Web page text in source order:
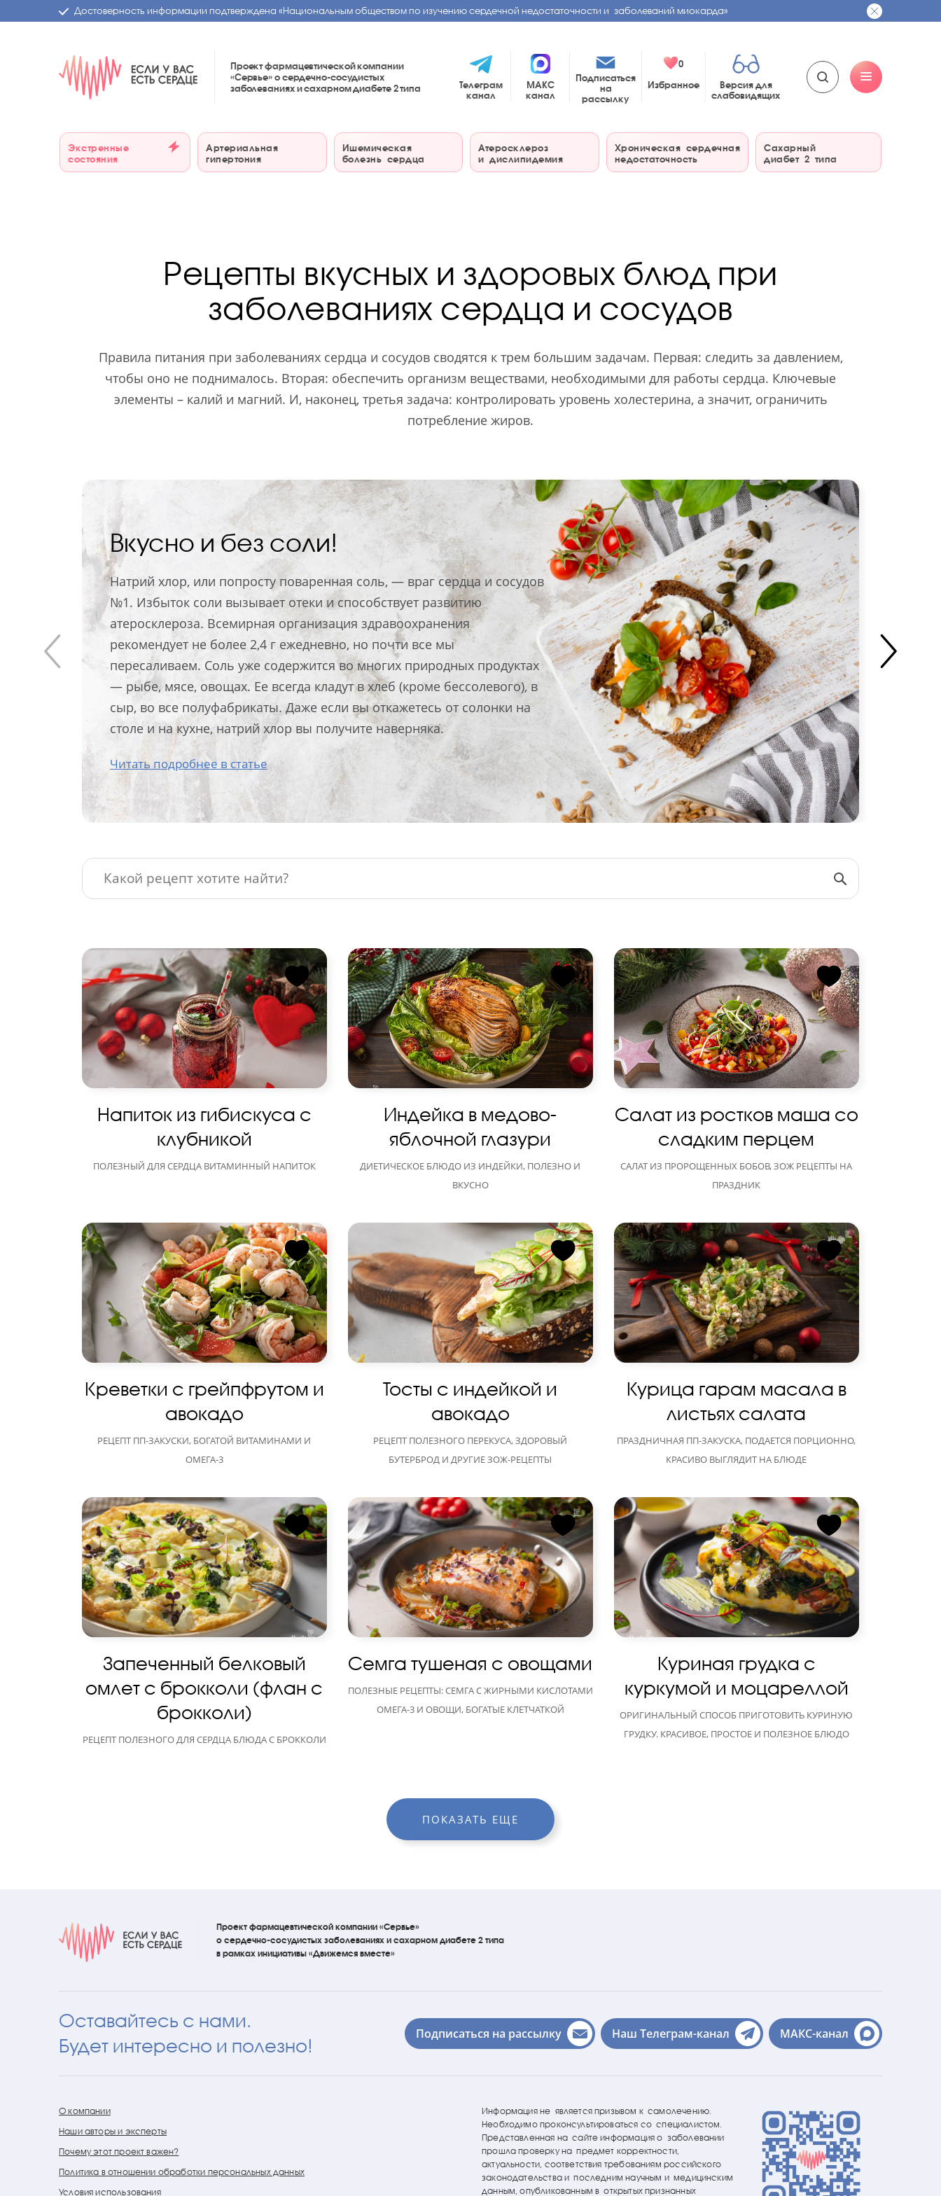
Достоверность информации подтверждена «Национальным обществом по изучению сердечной недостаточности и заболеваний миокарда»
Проект фармацевтической компании
«Сервье»о сердечно-сосудистых
заболеваниях и сахарном диабете2 типа
Телеграм
канал
МАКС
канал
Подписаться
на
рассылку
0
Избранное
Версия для
слабовидящих
Экстренные
состояния
Артериальная
гипертония
Ишемическая
болезнь сердца
Атеросклероз
и дислипидемия
Хроническая сердечная
недостаточность
Сахарный
диабет 2 типа
Рецепты вкусных и здоровых блюд при
заболеваниях сердца и сосудов
Правила питания при заболеваниях сердца и сосудов сводятся к трем большим задачам. Первая: следить за давлением,
чтобы оно не поднималось. Вторая: обеспечить организм веществами, необходимыми для работы сердца. Ключевые
элементы – калий и магний. И, наконец, третья задача: контролировать уровень холестерина, а значит, ограничить
потребление жиров.
Вкусно и без соли!
Натрий хлор, или попросту поваренная соль, — враг сердца и сосудов
№1. Избыток соли вызывает отеки и способствует развитию
атеросклероза. Всемирная организация здравоохранения
рекомендует не более 2,4 г ежедневно, но почти все мы
пересаливаем. Соль уже содержится во многих природных продуктах
— рыбе, мясе, овощах. Ее всегда кладут в хлеб (кроме бессолевого), в
сыр, во все полуфабрикаты. Даже если вы откажетесь от солонки на
столе и на кухне, натрий хлор вы получите наверняка.
Читать подробнее в статье
Напиток из гибискуса с
клубникой
ПОЛЕЗНЫЙ ДЛЯ СЕРДЦА ВИТАМИННЫЙ НАПИТОК
Индейка в медово-
яблочной глазури
ДИЕТИЧЕСКОЕ БЛЮДО ИЗ ИНДЕЙКИ, ПОЛЕЗНО И
ВКУСНО
Салат из ростков маша со
сладким перцем
САЛАТ ИЗ ПРОРОЩЕННЫХ БОБОВ, ЗОЖ РЕЦЕПТЫ НА
ПРАЗДНИК
Креветки с грейпфрутом и
авокадо
РЕЦЕПТ ПП-ЗАКУСКИ, БОГАТОЙ ВИТАМИНАМИ И
ОМЕГА-3
Тосты с индейкой и
авокадо
РЕЦЕПТ ПОЛЕЗНОГО ПЕРЕКУСА, ЗДОРОВЫЙ
БУТЕРБРОД И ДРУГИЕ ЗОЖ-РЕЦЕПТЫ
Курица гарам масала в
листьях салата
ПРАЗДНИЧНАЯ ПП-ЗАКУСКА, ПОДАЕТСЯ ПОРЦИОННО,
КРАСИВО ВЫГЛЯДИТ НА БЛЮДЕ
Запеченный белковый
омлет с брокколи (флан с
брокколи)
РЕЦЕПТ ПОЛЕЗНОГО ДЛЯ СЕРДЦА БЛЮДА С БРОККОЛИ
Семга тушеная с овощами
ПОЛЕЗНЫЕ РЕЦЕПТЫ: СЕМГА С ЖИРНЫМИ КИСЛОТАМИ
ОМЕГА-3 И ОВОЩИ, БОГАТЫЕ КЛЕТЧАТКОЙ
Куриная грудка с
куркумой и моцареллой
ОРИГИНАЛЬНЫЙ СПОСОБ ПРИГОТОВИТЬ КУРИНУЮ
ГРУДКУ. КРАСИВОЕ, ПРОСТОЕ И ПОЛЕЗНОЕ БЛЮДО
ПОКАЗАТЬ ЕЩЕ
Проект фармацевтической компании «Сервье»
о сердечно-сосудистых заболеваниях и сахарном диабете 2 типа
в рамках инициативы «Движемся вместе»
Оставайтесь с нами.
Будет интересно и полезно!
Подписаться на рассылку Наш Телеграм-канал МАКС-канал
О компании
Наши авторы и эксперты
Почему этот проект важен?
Политика в отношении обработки персональных данных
Условия использования
Информация не является призывом к самолечению.
Необходимо проконсультироваться со специалистом.
Представленная на сайте информация о заболевании
прошла проверку на предмет корректности,
актуальности, соответствия требованиям российского
законодательства и последним научным и медицинским
данным, опубликованным в открытых признанных